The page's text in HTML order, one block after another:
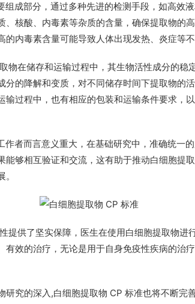
成部分，通过多种先进的检测手段，如高效
核酸、内毒素等杂质的含量，确保提取物的
内毒素含量可能导致人体出现发热、炎症等不
物在储存和运输过程中，其生物活性成分的稳
分的降解和变质，对不同储存时间下提取物的
输过程中，也有相应的包装和运输条件要求，
者而言意义重大，在基础研究中，准确统一
能够相互验证和交流，这有助于推动白细胞提
提供了坚实保障，医生在使用白细胞提取物进
有效的治疗，无论是用于自身免疫性疾病的治
研究的深入,白细胞提取物 CP 标准也将不断完